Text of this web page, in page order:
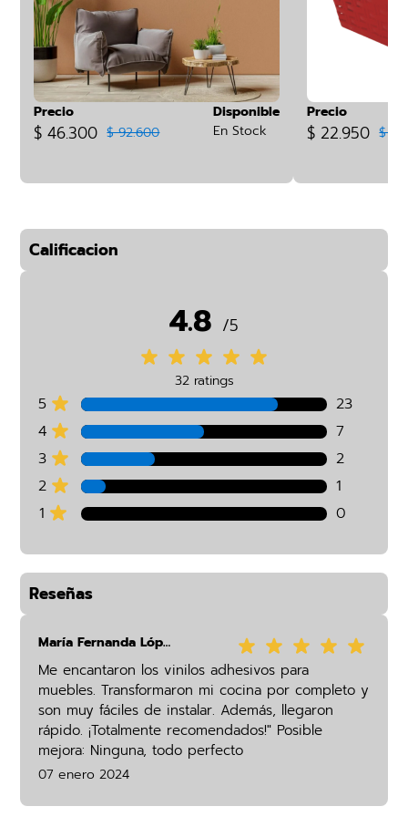
Precio
$ 46.300 $ 92.600
Disponible
En Stock
Precio
$ 22.950 $
Calificacion
4.8 /5
32 ratings
5
23
4
7
3
2
2
1
1
0
Reseñas
María Fernanda López
Me encantaron los vinilos adhesivos para
muebles. Transformaron mi cocina por completo y
son muy fáciles de instalar. Además, llegaron
rápido. ¡Totalmente recomendados!" Posible
mejora: Ninguna, todo perfecto
07 enero 2024